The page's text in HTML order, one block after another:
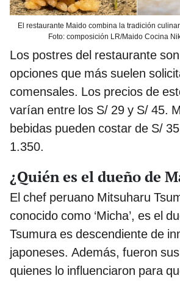
El restaurante Maido combina la tradición
Foto: composición LR/Maido Cocina
Los postres del restaurante
opciones que más suelen
comensales. Los precios de
varían entre los S/ 29 y S/ 45.
bebidas pueden costar de S/
1.350.
¿Quién es el dueño de
El chef peruano Mitsuharu
conocido como ‘Micha’, es el
Tsumura es descendiente de
japoneses. Además, fueron
quienes lo influenciaron para